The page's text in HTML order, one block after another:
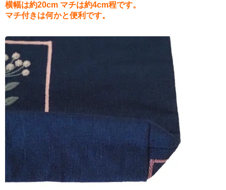
横幅は約20cm マチは約4cm程です。
マチ付きは何かと便利です。